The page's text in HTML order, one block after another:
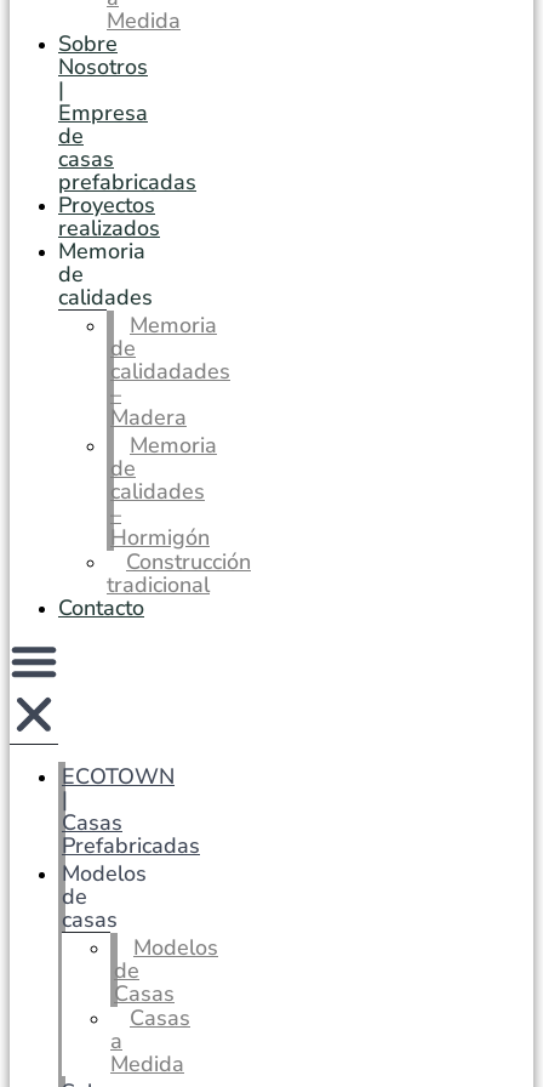
Medida
Sobre
Nosotros
|
Empresa
de
casas
prefabricadas
Proyectos
realizados
Memoria
de
calidades
Memoria
de
calidadades
–
Madera
Memoria
de
calidades
–
Hormigón
Construcción
tradicional
Contacto
ECOTOWN
|
Casas
Prefabricadas
Modelos
de
casas
Modelos
de
Casas
Casas
a
Medida